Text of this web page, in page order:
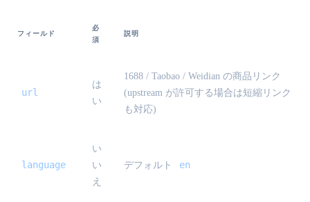
フィールド
必
須
説明
url
は
い
1688 / Taobao / Weidian の商品リンク
(upstream が許可する場合は短縮リンク
も対応)
language
い
い
え
デフォルト en